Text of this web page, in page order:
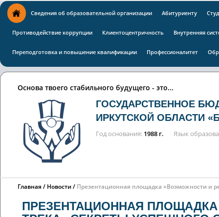
Сведения об образовательной организации Абитуриенту
Противодействие коррупции Клиентоцентричность Внутренняя
Переподготовка и повышение квалификации Профессионалитет
Основа твоего стабильного будущего - это...
ГОСУДАРСТВЕННОЕ
ИРКУТСКОЙ ОБЛАСТИ
Год основания 1988 г. Язык
Главная Новости Презентационная площадка «Возможности и
ПРЕЗЕНТАЦИОННАЯ